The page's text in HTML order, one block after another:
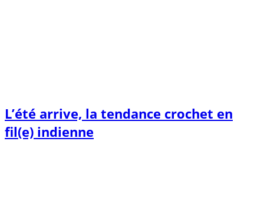
L’été arrive, la tendance crochet en
fil(e) indienne